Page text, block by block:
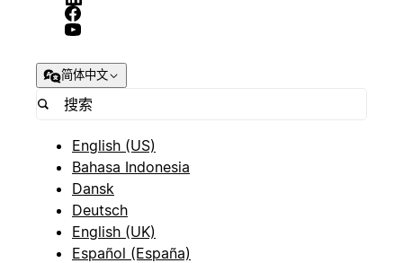
简体中文
English (US)
Bahasa Indonesia
Dansk
Deutsch
English (UK)
Español (España)